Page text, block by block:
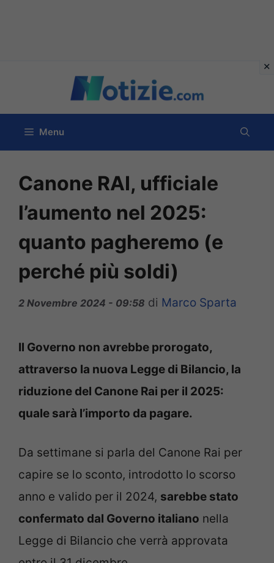
contenuto
Menu
Canone RAI, ufficiale
l’aumento nel 2025:
quanto pagheremo (e
perché più soldi)
2 Novembre 2024 - 09:58 di Marco Sparta
Il Governo non avrebbe prorogato,
attraverso la nuova Legge di Bilancio, la
riduzione del Canone Rai per il 2025:
quale sarà l’importo da pagare.
Da settimane si parla del Canone Rai per
capire se lo sconto, introdotto lo scorso
anno e valido per il 2024, sarebbe stato
confermato dal Governo italiano nella
Legge di Bilancio che verrà approvata